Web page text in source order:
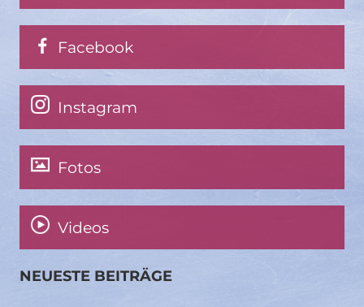
Facebook
Instagram
Fotos
Videos
NEUESTE BEITRÄGE